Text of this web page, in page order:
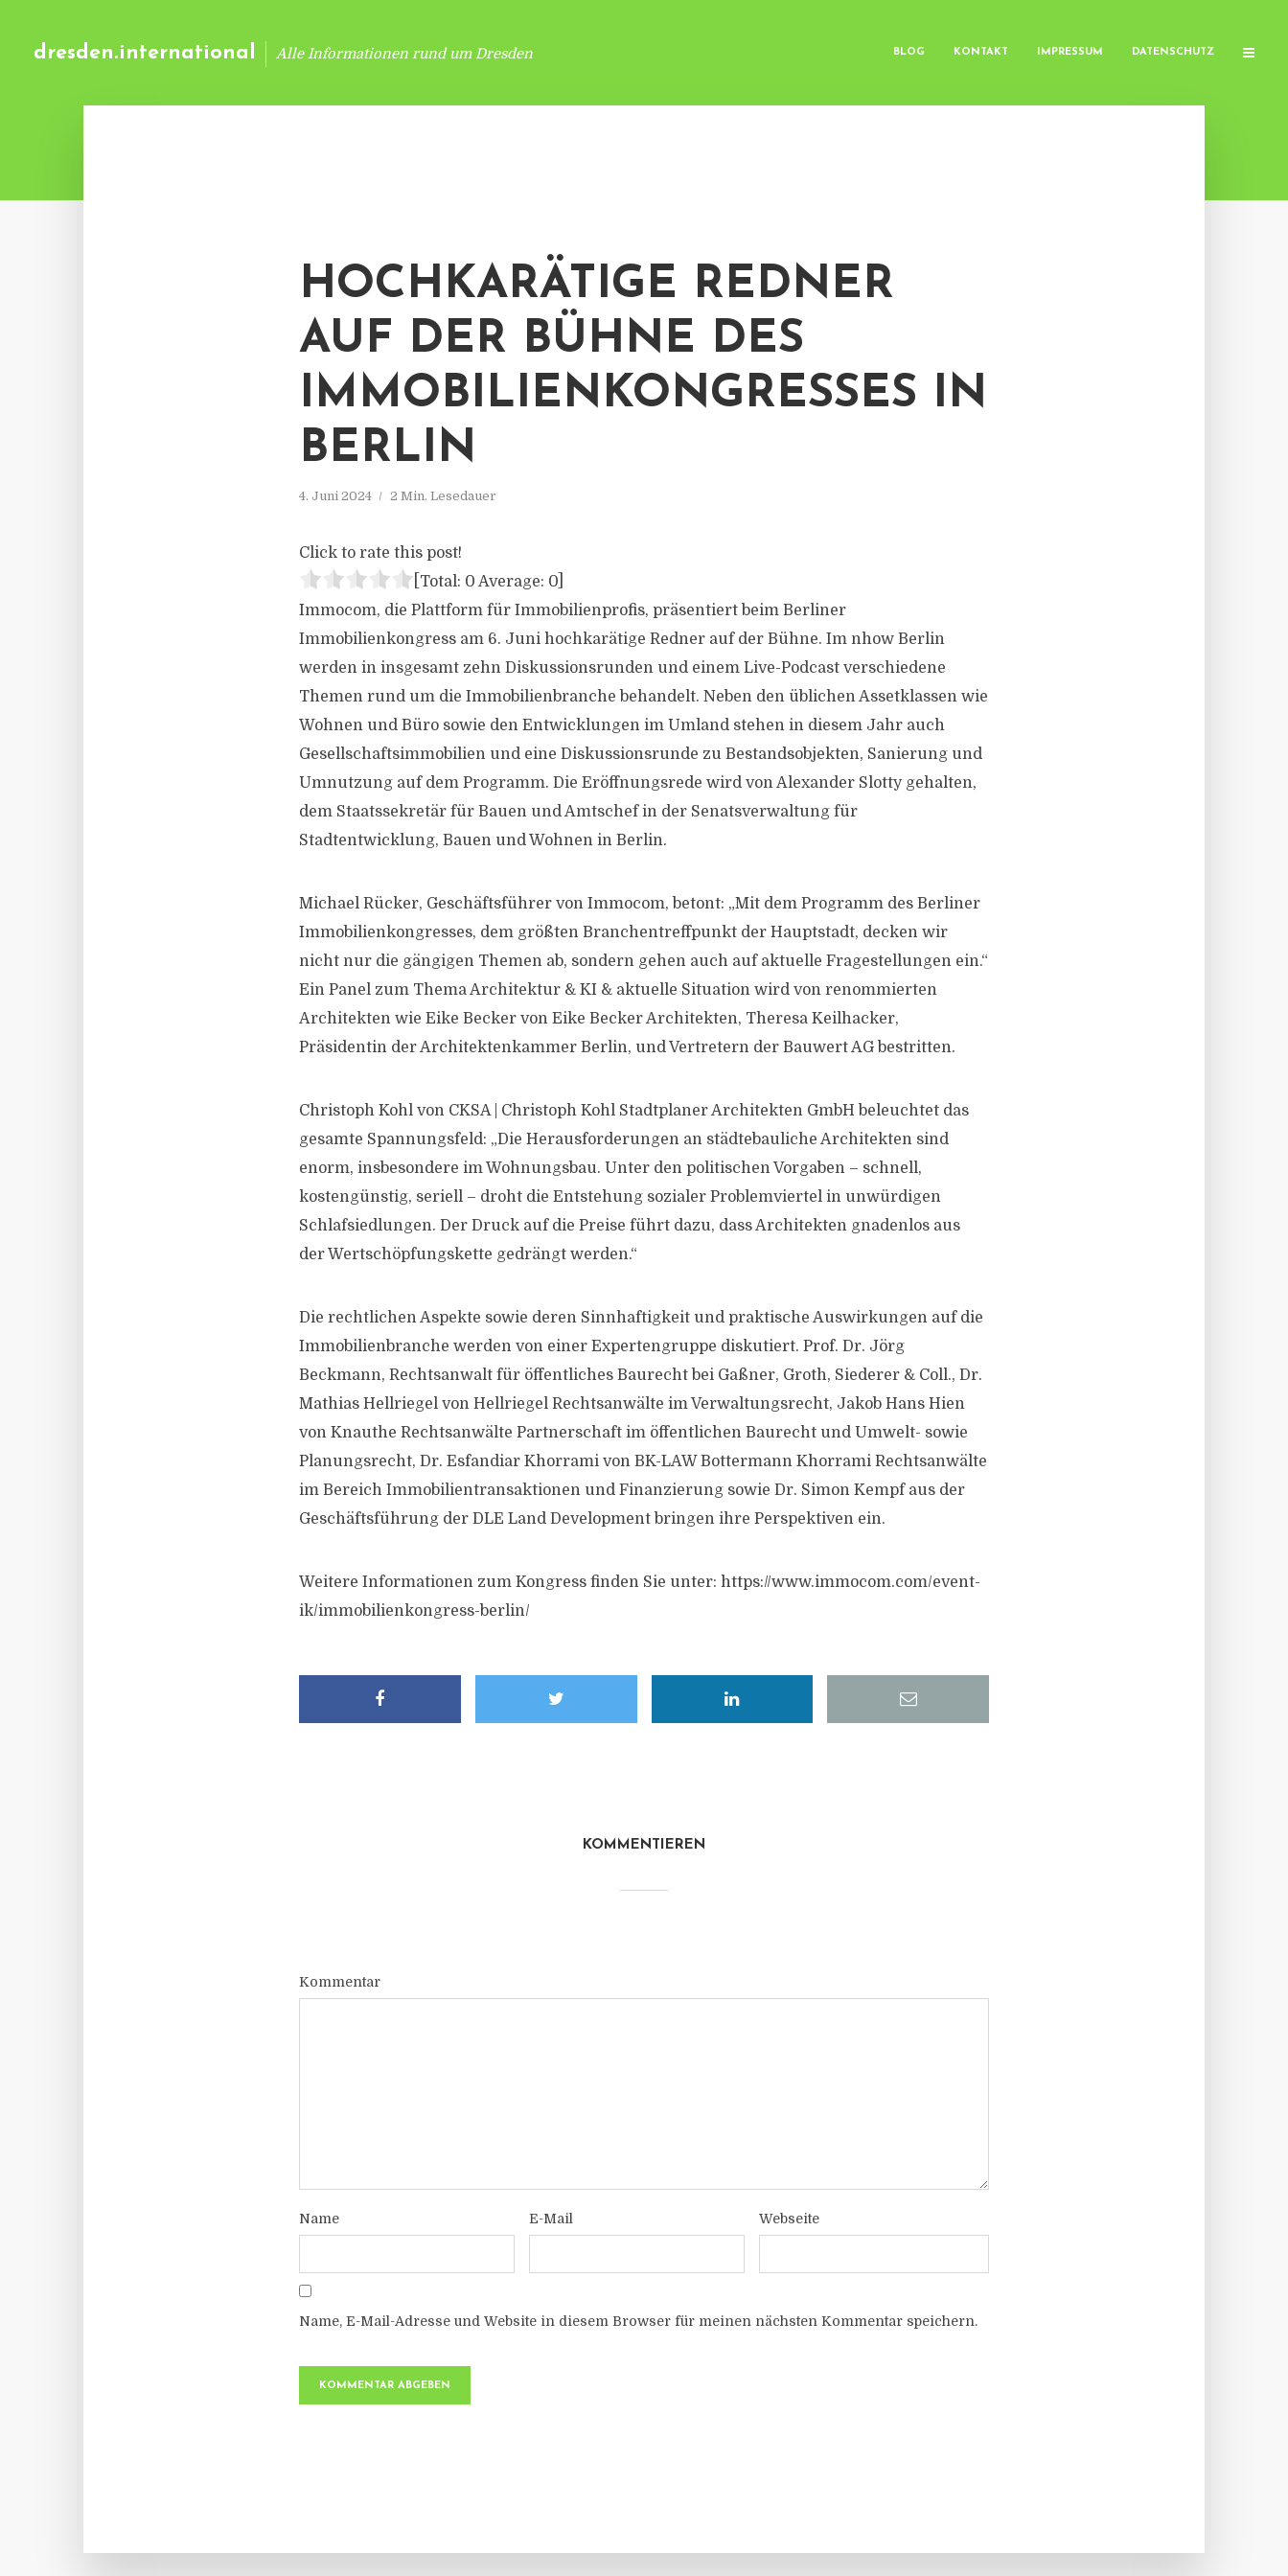
dresden.international Alle Informationen rund um Dresden BLOG KONTAKT IMPRESSUM DATENSCHUTZ
HOCHKARÄTIGE REDNER
AUF DER BÜHNE DES
IMMOBILIENKONGRESSES IN
BERLIN
4. Juni 2024 2 Min. Lesedauer
Click to rate this post!
[Total: 0 Average: 0
Immocom, die Plattform für Immobilienprofis, präsentiert beim Berliner
Immobilienkongress am 6. Juni hochkarätige Redner auf der Bühne. Im nhow Berlin
werden in insgesamt zehn Diskussionsrunden und einem Live-Podcast verschiedene
Themen rund um die Immobilienbranche behandelt. Neben den üblichen Assetklassen wie
Wohnen und Büro sowie den Entwicklungen im Umland stehen in diesem Jahr auch
Gesellschaftsimmobilien und eine Diskussionsrunde zu Bestandsobjekten, Sanierung und
Umnutzung auf dem Programm. Die Eröffnungsrede wird von Alexander Slotty gehalten,
dem Staatssekretär für Bauen und Amtschef in der Senatsverwaltung für
Stadtentwicklung, Bauen und Wohnen in Berlin.
Michael Rücker, Geschäftsführer von Immocom, betont: „Mit dem Programm des Berliner
Immobilienkongresses, dem größten Branchentreffpunkt der Hauptstadt, decken wir
nicht nur die gängigen Themen ab, sondern gehen auch auf aktuelle Fragestellungen ein.“
Ein Panel zum Thema Architektur & KI & aktuelle Situation wird von renommierten
Architekten wie Eike Becker von Eike Becker Architekten, Theresa Keilhacker,
Präsidentin der Architektenkammer Berlin, und Vertretern der Bauwert AG bestritten.
Christoph Kohl von CKSA | Christoph Kohl Stadtplaner Architekten GmbH beleuchtet das
gesamte Spannungsfeld: „Die Herausforderungen an städtebauliche Architekten sind
enorm, insbesondere im Wohnungsbau. Unter den politischen Vorgaben – schnell,
kostengünstig, seriell – droht die Entstehung sozialer Problemviertel in unwürdigen
Schlafsiedlungen. Der Druck auf die Preise führt dazu, dass Architekten gnadenlos aus
der Wertschöpfungskette gedrängt werden.“
Die rechtlichen Aspekte sowie deren Sinnhaftigkeit und praktische Auswirkungen auf die
Immobilienbranche werden von einer Expertengruppe diskutiert. Prof. Dr. Jörg
Beckmann, Rechtsanwalt für öffentliches Baurecht bei Gaßner, Groth, Siederer & Coll., Dr.
Mathias Hellriegel von Hellriegel Rechtsanwälte im Verwaltungsrecht, Jakob Hans Hien
von Knauthe Rechtsanwälte Partnerschaft im öffentlichen Baurecht und Umwelt- sowie
Planungsrecht, Dr. Esfandiar Khorrami von BK-LAW Bottermann Khorrami Rechtsanwälte
im Bereich Immobilientransaktionen und Finanzierung sowie Dr. Simon Kempf aus der
Geschäftsführung der DLE Land Development bringen ihre Perspektiven ein.
Weitere Informationen zum Kongress finden Sie unter: https://www.immocom.com/event-
ik/immobilienkongress-berlin/
KOMMENTIEREN
Kommentar
Name E-Mail Webseite
Name, E-Mail-Adresse und Website in diesem Browser für meinen nächsten Kommentar speichern.